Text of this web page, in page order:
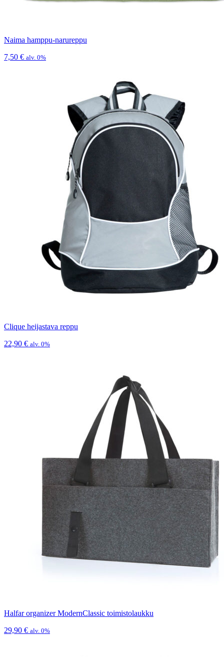
Naima hamppu-narureppu
7,50 € alv. 0%
Clique heijastava reppu
22,90 € alv. 0%
Halfar organizer ModernClassic toimistolaukku
29,90 € alv. 0%